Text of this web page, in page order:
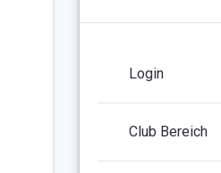
Login
Club Bereich